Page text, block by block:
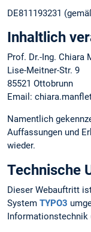
DE811193231
Inhaltlich
Prof. Dr.-Ing. Chiara
Lise-Meitner-Str. 9
85521 Ottobrunn
Email:
Namentlich
Auffassungen und
wieder.
Technische
Dieser Webauftritt
System TYPO3
Informationstechnik